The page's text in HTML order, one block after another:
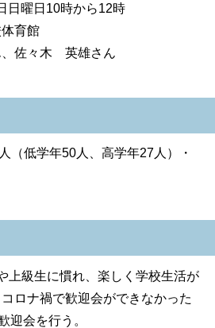
曜日10時から12時
育館
佐々木 英雄さん
低学年50人、高学年27人）・
上級生に慣れ、楽しく学校生活が
ロナ禍で歓迎会ができなかった
迎会を行う。